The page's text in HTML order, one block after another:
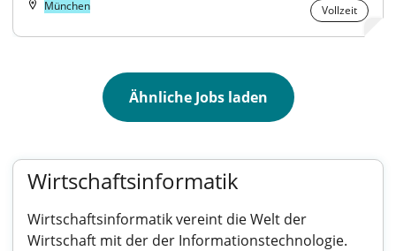
München Vollzeit
Ähnliche Jobs laden
Wirtschaftsinformatik
Wirtschaftsinformatik vereint die Welt der
Wirtschaft mit der der Informationstechnologie.